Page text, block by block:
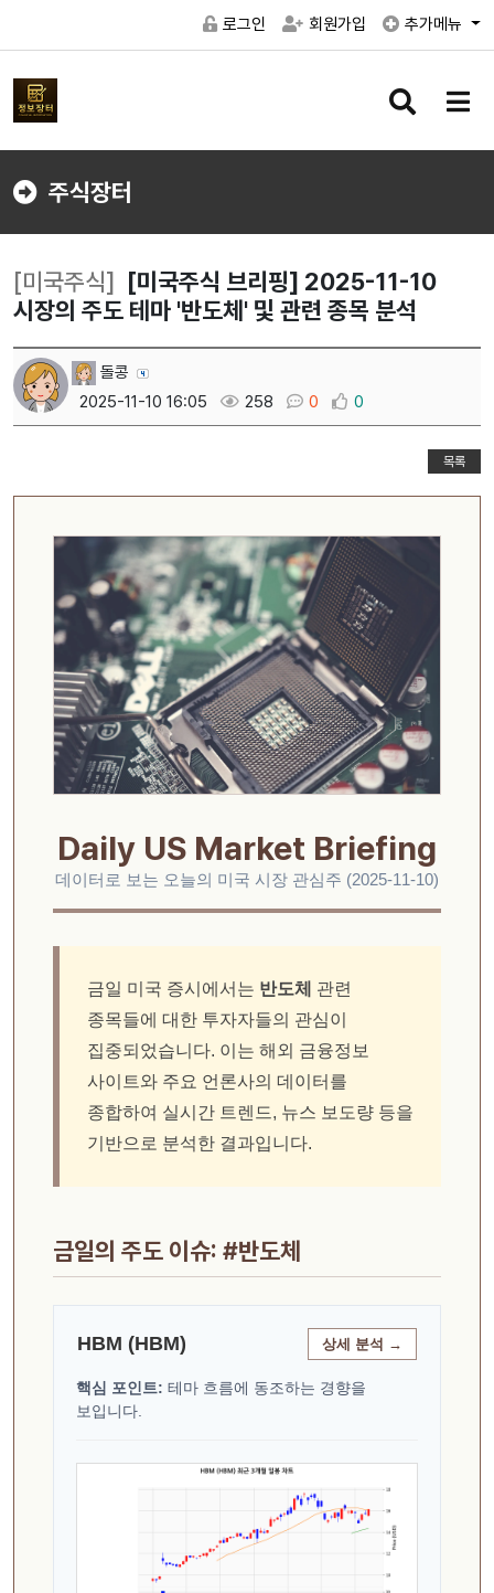
로그인 회원가입 추가메뉴
검
버
메
버
주식장터
[미국주식] [미국주식 브리핑] 2025-11-10
시장의 주도 테마 '반도체' 및 관련 종목 분석
돌콩
2025-11-10 16:05
258 0 0
목록
Daily US Market Briefing
데이터로 보는 오늘의 미국 시장 관심주 (2025-11-10)
금일 미국 증시에서는 반도체
관련
종목들에 대한 투자자들의 관심이
집중되었습니다. 이는 해외 금융정보
사이트와 주요 언론사의 데이터를
종합하여 실시간 트렌드, 뉴스 보도량 등을
기반으로 분석한 결과입니다.
금일의 주도 이슈: #반도체
HBM (HBM) 상세 분석 →
핵심 포인트: 테마 흐름에 동조하는 경향을
보입니다.